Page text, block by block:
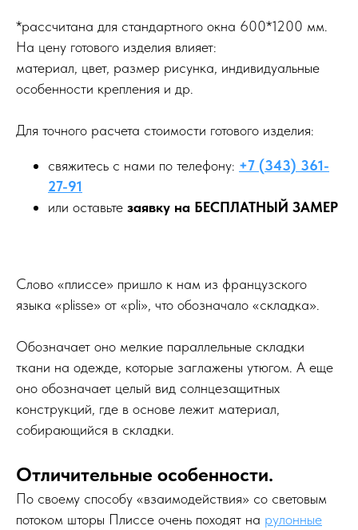
*рассчитана для стандартного окна 600*1200 мм.
На цену готового изделия влияет:
материал, цвет, размер рисунка, индивидуальные
особенности крепления и др.
Для точного расчета стоимости готового изделия:
свяжитесь с нами по телефону: +7 (343) 361-
27-91
или оставьте заявку на БЕСПЛАТНЫЙ ЗАМЕР
Слово «плиссе» пришло к нам из французского
языка «plisse» от «pli», что обозначало «складка».
Обозначает оно мелкие параллельные складки
ткани на одежде, которые заглажены утюгом. А еще
оно обозначает целый вид солнцезащитных
конструкций, где в основе лежит материал,
собирающийся в складки.
Отличительные особенности.
По своему способу «взаимодействия» со световым
потоком шторы Плиссе очень походят на рулонные